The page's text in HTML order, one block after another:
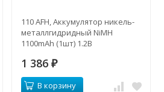
110 AFH, Аккумулятор никель-
металлгидридный NiMH
1100mAh (1шт) 1.2В
1 386 ₽
В корзину